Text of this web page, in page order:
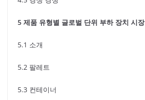
5 제품 유형별 글로벌 단위 부하 장치 시장
5.1 소개
5.2 팔레트
5.3 컨테이너